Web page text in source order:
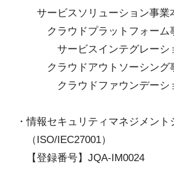
サービスソリューション事業
クラウドプラットフォーム
サービスインテグレーシ
クラウドアウトソーシング
クラウドファウンデーシ
・情報セキュリティマネジメント
（ISO/IEC27001）
【登録番号】JQA-IM0024